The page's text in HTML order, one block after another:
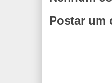
Postar um